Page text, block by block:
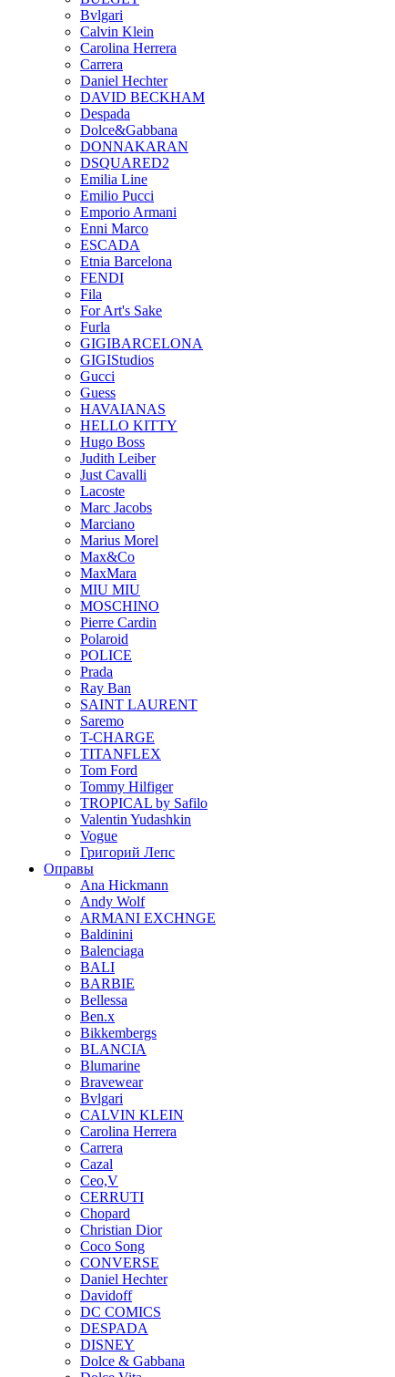
Bvlgari
Calvin Klein
Carolina Herrera
Carrera
Daniel Hechter
DAVID BECKHAM
Despada
Dolce&Gabbana
DONNAKARAN
DSQUARED2
Emilia Line
Emilio Pucci
Emporio Armani
Enni Marco
ESCADA
Etnia Barcelona
FENDI
Fila
For Art's Sake
Furla
GIGIBARCELONA
GIGIStudios
Gucci
Guess
HAVAIANAS
HELLO KITTY
Hugo Boss
Judith Leiber
Just Cavalli
Lacoste
Marc Jacobs
Marciano
Marius Morel
Max&Co
MaxMara
MIU MIU
MOSCHINO
Pierre Cardin
Polaroid
POLICE
Prada
Ray Ban
SAINT LAURENT
Saremo
T-CHARGE
TITANFLEX
Tom Ford
Tommy Hilfiger
TROPICAL by Safilo
Valentin Yudashkin
Vogue
Григорий Лепс
Оправы
Ana Hickmann
Andy Wolf
ARMANI EXCHNGE
Baldinini
Balenciaga
BALI
BARBIE
Bellessa
Ben.x
Bikkembergs
BLANCIA
Blumarine
Bravewear
Bvlgari
CALVIN KLEIN
Carolina Herrera
Carrera
Cazal
Ceo,V
CERRUTI
Chopard
Christian Dior
Coco Song
CONVERSE
Daniel Hechter
Davidoff
DC COMICS
DESPADA
DISNEY
Dolce & Gabbana